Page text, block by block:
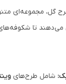
مجموعه‌ای
تا
شامل طرح‌های